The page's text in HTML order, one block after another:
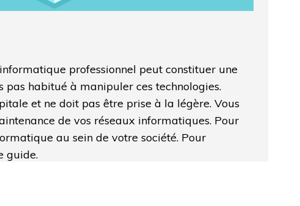
professionnel peut constituer une
pas habitué à manipuler ces technologies.
et ne doit pas être prise à la légère. Vous
de vos réseaux informatiques. Pour
au sein de votre société. Pour
guide.